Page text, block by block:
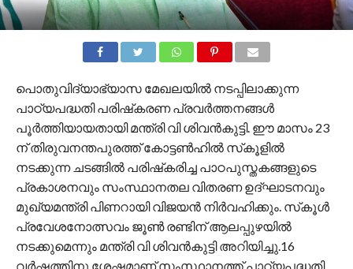
പൊതുവിദ്യാഭ്യാസ മേഖലയിൽ നടപ്പിലാക്കുന്ന
പാഠ്യപദ്ധതി പരിഷ്‌കരണ പ്രവർത്തനങ്ങൾ
പൂർത്തിയായതായി മന്ത്രി വി ശിവൻകുട്ടി. ഈ മാസം 23
ന് തിരുവനന്തപുരത്ത് കോട്ടൺഹിൽ സ്‌കൂളിൽ
നടക്കുന്ന ചടങ്ങിൽ പരിഷ്‌കരിച്ച പാഠപുസ്തകങ്ങളുടെ
പ്രകാശനവും സംസ്ഥാനതല വിതരണ ഉദ്ഘാടനവും
മുഖ്യമന്ത്രി പിണറായി വിജയൻ നിർവഹിക്കും. സ്‌കൂൾ
പ്രവേശനോത്സവം ജൂൺ രണ്ടിന് ആലപ്പുഴയിൽ
നടക്കുമെന്നും മന്ത്രി വി ശിവൻകുട്ടി അറിയിച്ചു.16
വർഷത്തിനു ശേഷമാണ് സംസ്ഥാനത്ത് പാഠ്യപദ്ധതി